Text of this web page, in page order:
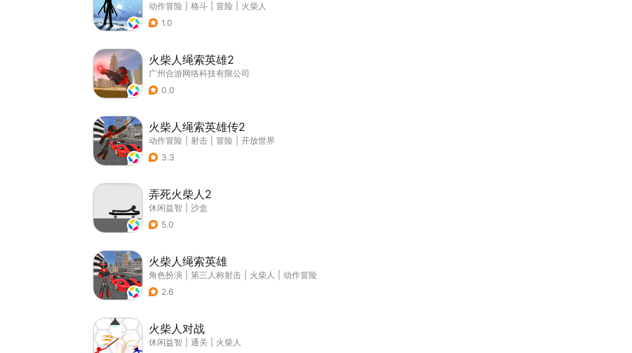
动作冒险 格斗 冒险
火柴人
1.0
火柴人绳索英雄2
广州合游网络科技有限公司
0.0
火柴人绳索英雄传2
动作冒险 射击 冒险
开放世界
3.3
弄死火柴人2
休闲益智
沙盒
5.0
火柴人绳索英雄
角色扮演 第三人称射击 火柴人
动作冒险
2.6
火柴人对战
休闲益智 通关
火柴人